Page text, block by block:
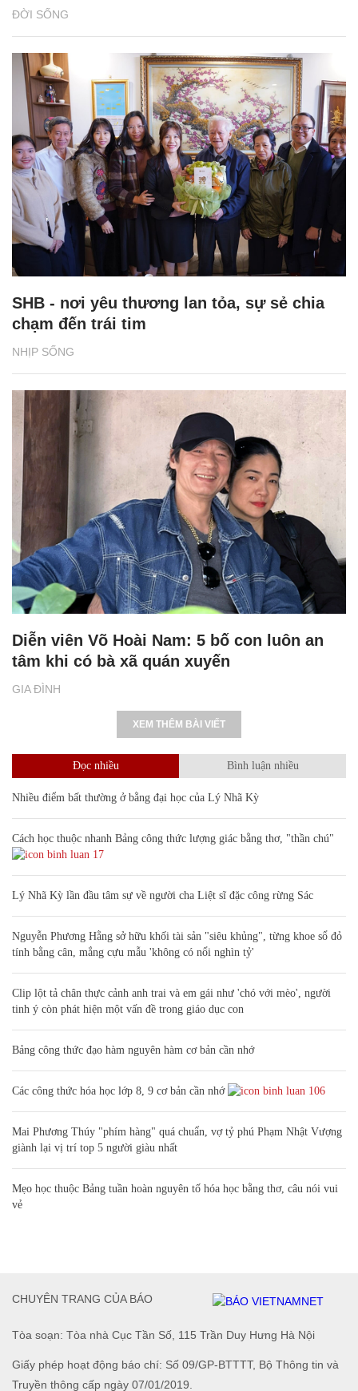
ĐỜI SỐNG
NHỊP SỐNG
SHB - nơi yêu thương lan tỏa, sự sẻ chia
chạm đến trái tim
GIA ĐÌNH
Diễn viên Võ Hoài Nam: 5 bố con luôn an
tâm khi có bà xã quán xuyến
XEM THÊM BÀI VIẾT
Đọc nhiều Bình luận nhiều
Nhiều điểm bất thường ở bằng đại học của Lý Nhã Kỳ
Cách học thuộc nhanh Bảng công thức lượng giác bằng thơ, "thần chú"
17
Lý Nhã Kỳ lần đầu tâm sự về người cha Liệt sĩ đặc công rừng Sác
Nguyễn Phương Hằng sở hữu khối tài sản "siêu khủng", từng khoe sổ đỏ
tính bằng cân, mắng cựu mẫu 'không có nổi nghìn tỷ'
Clip lột tả chân thực cảnh anh trai và em gái như 'chó với mèo', người
tinh ý còn phát hiện một vấn đề trong giáo dục con
Bảng công thức đạo hàm nguyên hàm cơ bản cần nhớ
Các công thức hóa học lớp 8, 9 cơ bản cần nhớ 106
Mai Phương Thúy "phím hàng" quá chuẩn, vợ tỷ phú Phạm Nhật Vượng
giành lại vị trí top 5 người giàu nhất
Mẹo học thuộc Bảng tuần hoàn nguyên tố hóa học bằng thơ, câu nói vui
vẻ
Tòa soạn: Tòa nhà Cục Tần Số, 115 Trần Duy Hưng Hà Nội
Giấy phép hoạt động báo chí: Số 09/GP-BTTTT, Bộ Thông tin và
Truyền thông cấp ngày 07/01/2019.
CHUYÊN TRANG CỦA BÁO